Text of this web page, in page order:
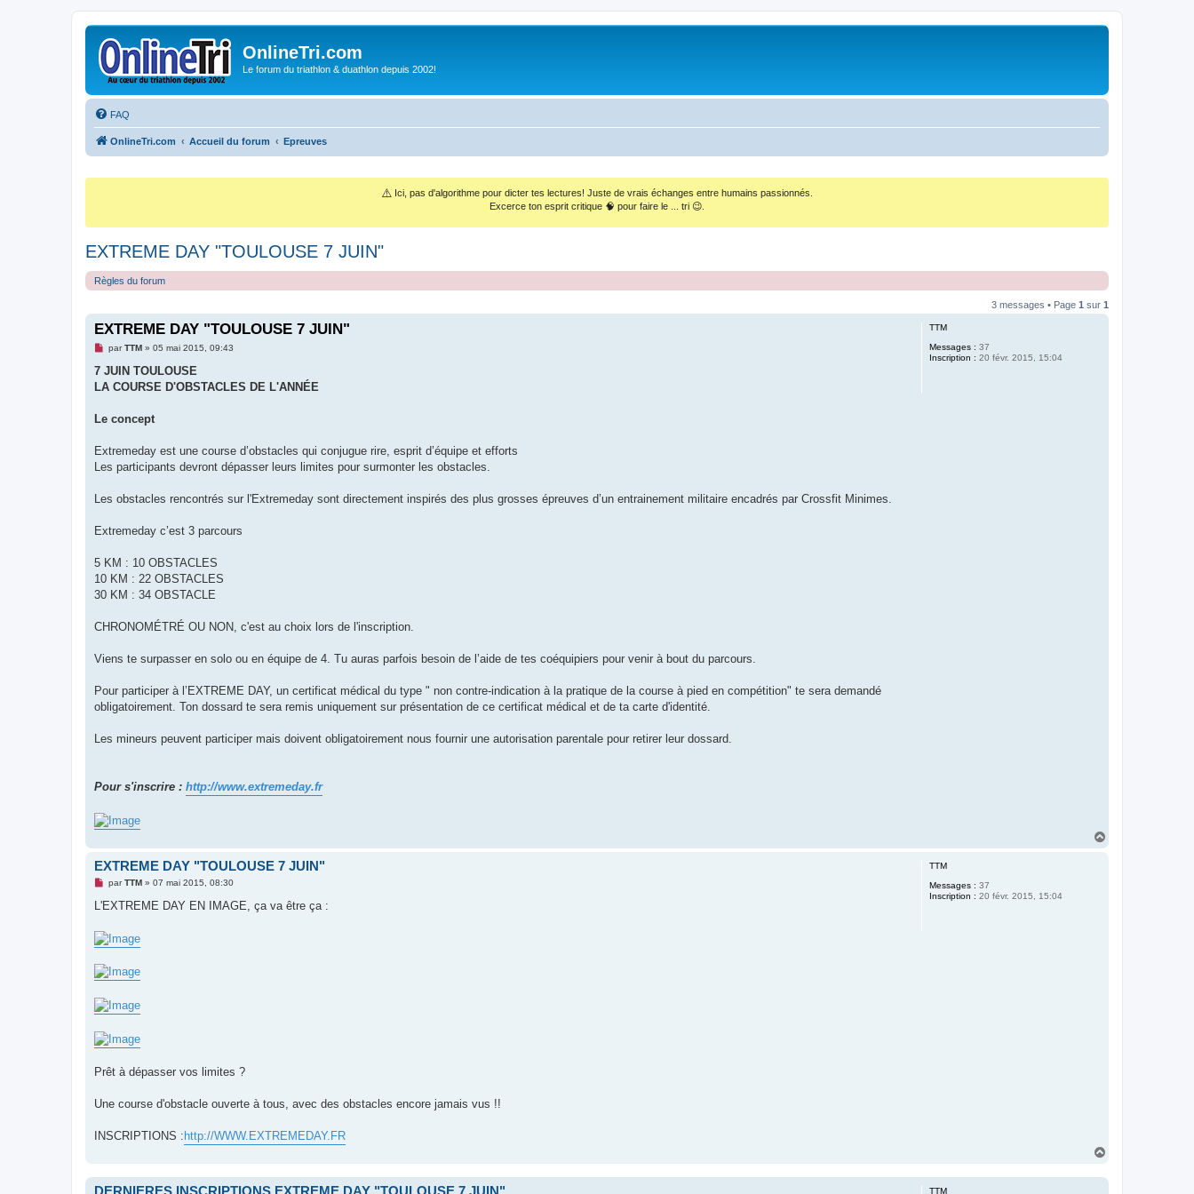
OnlineTri.com
Le forum du triathlon & duathlon depuis 2002!
FAQ
OnlineTri.com Accueil du forum Epreuves
⚠️ Ici, pas d'algorithme pour dicter tes lectures! Juste de vrais échanges entre humains passionnés.
Excerce ton esprit critique 🧠 pour faire le ... tri 😉.
EXTREME DAY "TOULOUSE 7 JUIN"
Règles du forum
3 messages • Page 1 sur 1
TTM
Messages : 37
Inscription : 20 févr. 2015, 15:04
EXTREME DAY "TOULOUSE 7 JUIN"
M
s
a
n
l
u
parTTM» 05 mai 2015, 09:43
7 JUIN TOULOUSE
LA COURSE D'OBSTACLES DE L'ANNÉE
Le concept
Extremeday est une course d’obstacles qui conjugue rire, esprit d’équipe et efforts
Les participants devront dépasser leurs limites pour surmonter les obstacles.
Les obstacles rencontrés sur l'Extremeday sont directement inspirés des plus grosses épreuves d’un entrainement militaire encadrés par Crossfit Minimes.
Extremeday c’est 3 parcours
5 KM : 10 OBSTACLES
10 KM : 22 OBSTACLES
30 KM : 34 OBSTACLE
CHRONOMÉTRÉ OU NON, c'est au choix lors de l'inscription.
Viens te surpasser en solo ou en équipe de 4. Tu auras parfois besoin de l’aide de tes coéquipiers pour venir à bout du parcours.
Pour participer à l’EXTREME DAY, un certificat médical du type " non contre-indication à la pratique de la course à pied en compétition" te sera demandé
obligatoirement. Ton dossard te sera remis uniquement sur présentation de ce certificat médical et de ta carte d'identité.
Les mineurs peuvent participer mais doivent obligatoirement nous fournir une autorisation parentale pour retirer leur dossard.
Pour s'inscrire : http://www.extremeday.fr
TTM
Messages : 37
Inscription : 20 févr. 2015, 15:04
EXTREME DAY "TOULOUSE 7 JUIN"
M
s
g
e
o
n
u
parTTM» 07 mai 2015, 08:30
L'EXTREME DAY EN IMAGE, ça va être ça :
Prêt à dépasser vos limites ?
Une course d'obstacle ouverte à tous, avec des obstacles encore jamais vus !!
INSCRIPTIONS :http://WWW.EXTREMEDAY.FR
TTM
DERNIERES INSCRIPTIONS EXTREME DAY "TOULOUSE 7 JUIN"